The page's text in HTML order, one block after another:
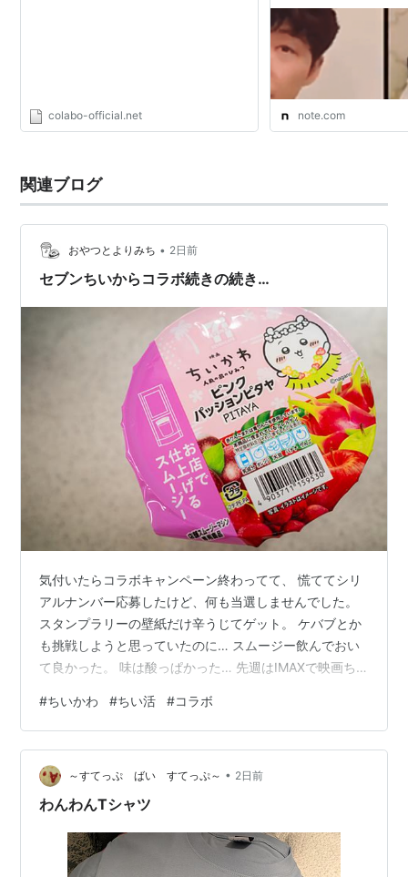
colabo-official.net note.com
関連ブログ
おやつとよりみち • 2日前
セブンちいからコラボ続きの続き…
気付いたらコラボキャンペーン終わってて、 慌ててシリ
アルナンバー応募したけど、何も当選しませんでした。
スタンプラリーの壁紙だけ辛うじてゲット。 ケバブとか
も挑戦しようと思っていたのに… スムージー飲んでおい
て良かった。 味は酸っぱかった… 先週はIMAXで映画ち
て面白かった。 入場者特典はハチワレでした👏
#ちいかわ #ちい活 #コラボ
～すてっぷ ばい すてっぷ～ • 2日前
わんわんTシャツ